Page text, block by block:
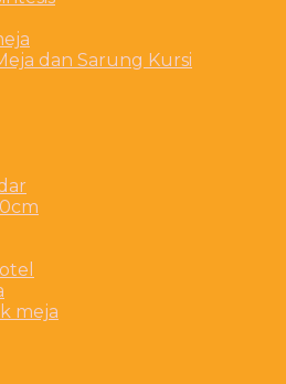
dan Sarung Kursi
meja